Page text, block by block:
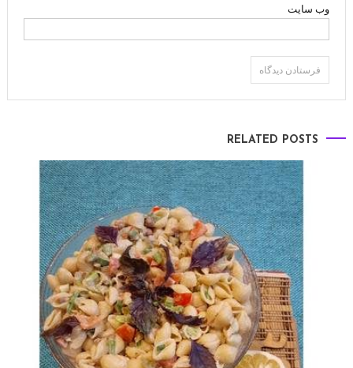
وب‌ سایت
RELATED POSTS